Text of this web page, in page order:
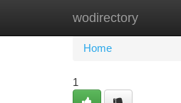
wodirectory
Home
Home
1